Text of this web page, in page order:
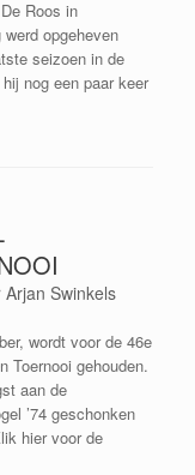
Roos in
opgeheven
seizoen in de
nog een paar keer
Arjan Swinkels
wordt voor de 46e
Toernooi gehouden.
aan de
’74 geschonken
hier voor de